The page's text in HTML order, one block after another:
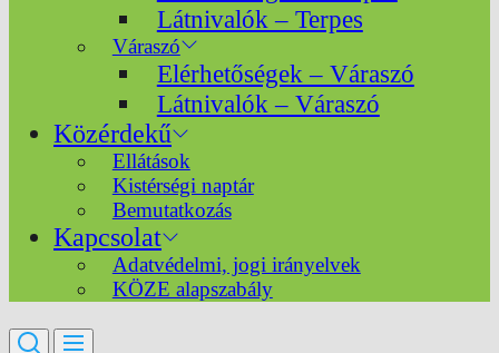
Látnivalók – Terpes
Váraszó
Elérhetőségek – Váraszó
Látnivalók – Váraszó
Közérdekű
Ellátások
Kistérségi naptár
Bemutatkozás
Kapcsolat
Adatvédelmi, jogi irányelvek
KÖZE alapszabály